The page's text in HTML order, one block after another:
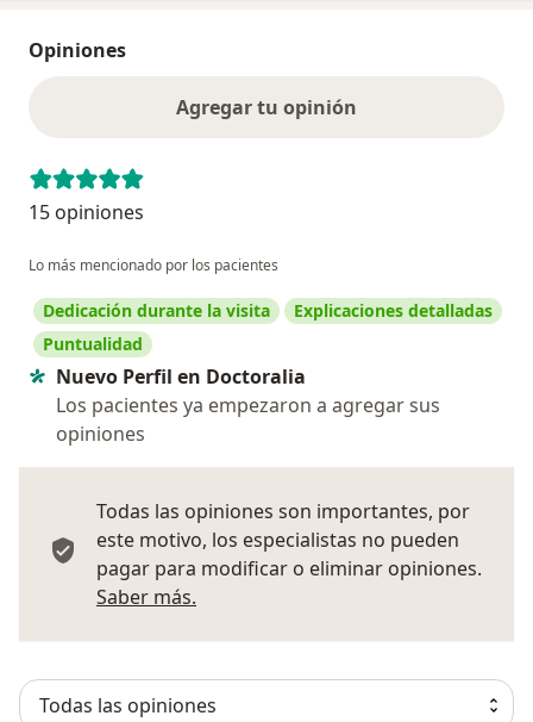
Opiniones
Agregar tu opinión
15 opiniones
Lo más mencionado por los pacientes
Dedicación durante la visita
Explicaciones detalladas
Puntualidad
Nuevo Perfil en Doctoralia
Los pacientes ya empezaron a agregar sus
opiniones
Todas las opiniones son importantes, por
este motivo, los especialistas no pueden
pagar para modificar o eliminar opiniones.
Saber más.